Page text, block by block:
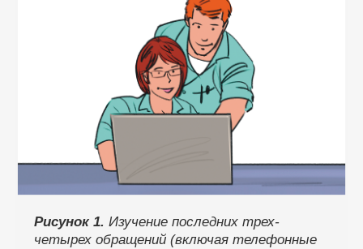
Рисунок 1. Изучение последних трех-
четырех обращений (включая телефонные